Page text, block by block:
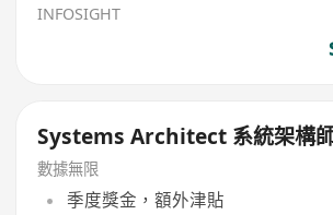
INFOSIGHT
Systems Architect 系統架構
數據無限
季度獎金，額外津貼